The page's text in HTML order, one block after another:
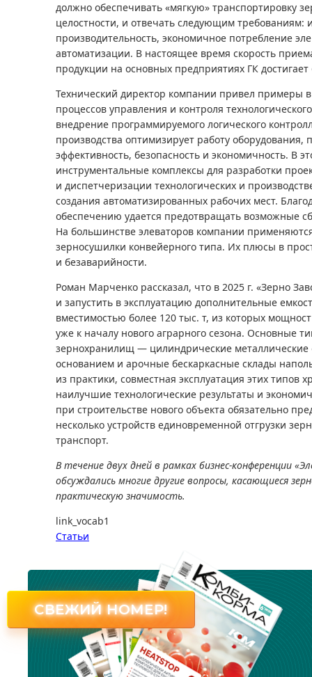
должно обеспечивать «мягкую» транспортировку
целостности, и отвечать следующим требованиям:
производительность, экономичное потребление
автоматизации. В настоящее время скорость
продукции на основных предприятиях ГК достигает
Технический директор компании привел примеры
процессов управления и контроля
внедрение программируемого логического
производства оптимизирует работу оборудования,
эффективность, безопасность и экономичность. В
инструментальные комплексы для разработки
и диспетчеризации технологических и
создания автоматизированных рабочих мест.
обеспечению удается предотвращать возможные
На большинстве элеваторов компании
зерносушилки конвейерного типа. Их плюсы в
и безаварийности.
Роман Марченко рассказал, что в 2025 г. «Зерно
и запустить в эксплуатацию дополнительные
вместимостью более 120 тыс. т, из которых
уже к началу нового аграрного сезона. Основные
зернохранилищ — цилиндрические металлические
основанием и арочные бескаркасные склады
из практики, совместная эксплуатация этих типов
наилучшие технологические результаты и
при строительстве нового объекта обязательно
несколько устройств единовременной отгрузки
транспорт.
В течение двух дней в рамках бизнес-конференции
обсуждались многие другие вопросы, касающиеся
практическую значимость.
link_vocab1
Статьи
СВЕЖИЙ НОМЕР!